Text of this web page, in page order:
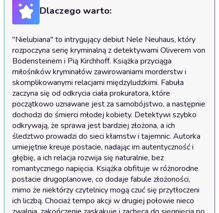
Dlaczego warto:
"Nielubiana" to intrygujący debiut Nele Neuhaus, który
rozpoczyna serię kryminalną z detektywami Oliverem von
Bodensteinem i Pią Kirchhoff. Książka przyciąga
miłośników kryminałów zawirowaniami morderstw i
skomplikowanymi relacjami międzyludzkimi. Fabuła
zaczyna się od odkrycia ciała prokuratora, które
początkowo uznawane jest za samobójstwo, a następnie
dochodzi do śmierci młodej kobiety. Detektywi szybko
odkrywają, że sprawa jest bardziej złożona, a ich
śledztwo prowadzi do sieci kłamstw i tajemnic. Autorka
umiejętnie kreuje postacie, nadając im autentyczność i
głębię, a ich relacja rozwija się naturalnie, bez
romantycznego napięcia. Książka obfituje w różnorodne
postacie drugoplanowe, co dodaje fabule złożoności,
mimo że niektórzy czytelnicy mogą czuć się przytłoczeni
ich liczbą. Chociaż tempo akcji w drugiej połowie nieco